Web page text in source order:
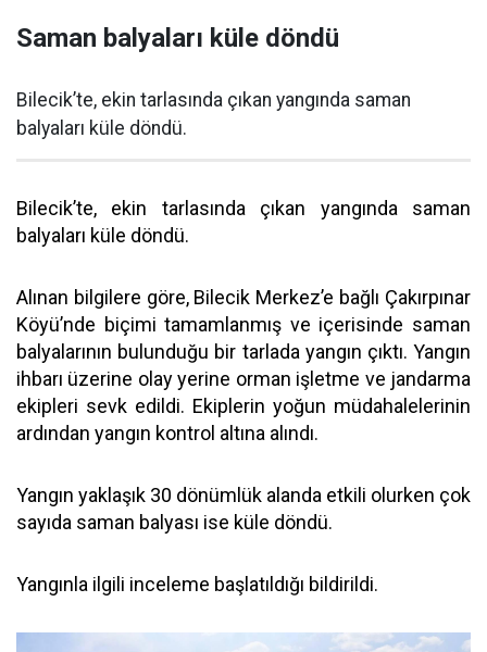
Saman balyaları küle döndü
Bilecik’te, ekin tarlasında çıkan yangında saman
balyaları küle döndü.
Bilecik’te, ekin tarlasında çıkan yangında saman
balyaları küle döndü.
Alınan bilgilere göre, Bilecik Merkez’e bağlı Çakırpınar
Köyü’nde biçimi tamamlanmış ve içerisinde saman
balyalarının bulunduğu bir tarlada yangın çıktı. Yangın
ihbarı üzerine olay yerine orman işletme ve jandarma
ekipleri sevk edildi. Ekiplerin yoğun müdahalelerinin
ardından yangın kontrol altına alındı.
Yangın yaklaşık 30 dönümlük alanda etkili olurken çok
sayıda saman balyası ise küle döndü.
Yangınla ilgili inceleme başlatıldığı bildirildi.